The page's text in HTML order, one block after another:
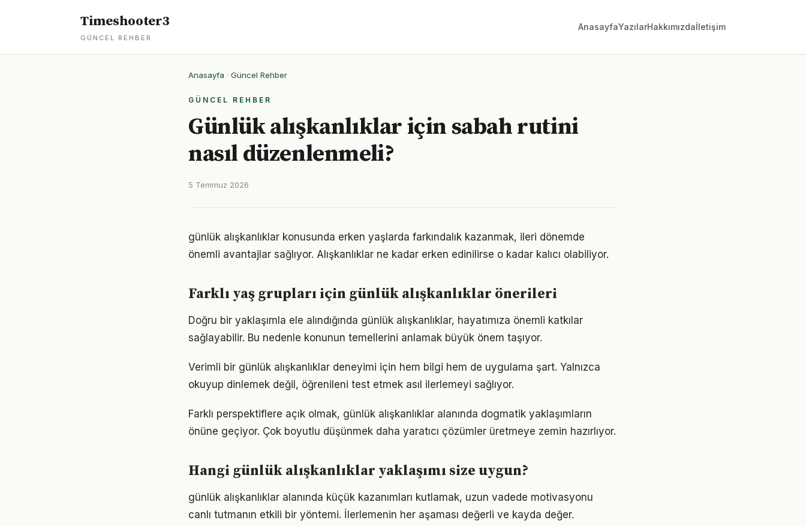
Timeshooter3
GÜNCEL REHBER
AnasayfaYazılarHakkımızdaİletişim
Anasayfa · Güncel Rehber
GÜNCEL REHBER
Günlük alışkanlıklar için sabah rutini
nasıl düzenlenmeli?
5 Temmuz 2026
günlük alışkanlıklar konusunda erken yaşlarda farkındalık kazanmak, ileri dönemde
önemli avantajlar sağlıyor. Alışkanlıklar ne kadar erken edinilirse o kadar kalıcı olabiliyor.
Farklı yaş grupları için günlük alışkanlıklar önerileri
Doğru bir yaklaşımla ele alındığında günlük alışkanlıklar, hayatımıza önemli katkılar
sağlayabilir. Bu nedenle konunun temellerini anlamak büyük önem taşıyor.
Verimli bir günlük alışkanlıklar deneyimi için hem bilgi hem de uygulama şart. Yalnızca
okuyup dinlemek değil, öğrenileni test etmek asıl ilerlemeyi sağlıyor.
Farklı perspektiflere açık olmak, günlük alışkanlıklar alanında dogmatik yaklaşımların
önüne geçiyor. Çok boyutlu düşünmek daha yaratıcı çözümler üretmeye zemin hazırlıyor.
Hangi günlük alışkanlıklar yaklaşımı size uygun?
günlük alışkanlıklar alanında küçük kazanımları kutlamak, uzun vadede motivasyonu
canlı tutmanın etkili bir yöntemi. İlerlemenin her aşaması değerli ve kayda değer.